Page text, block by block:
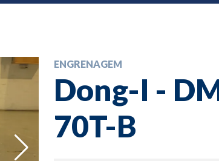
ENGRENAGEM
Dong-I -
70T-B